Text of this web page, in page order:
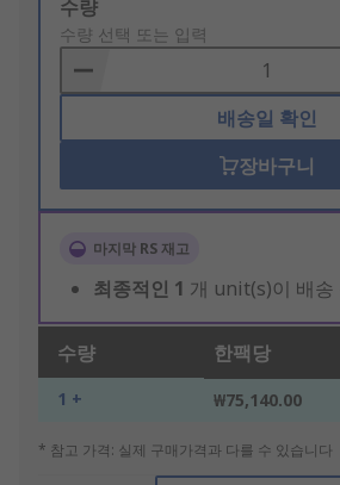
Add
to
Basket
수량
수량 선택 또는 입력
배송일 확인
장바구니
마지막 RS 재고
최종적인 1 개 unit(s)이 배송
수량 한팩당
1 + ₩75,140.00
* 참고 가격: 실제 구매가격과 다를 수 있습니다